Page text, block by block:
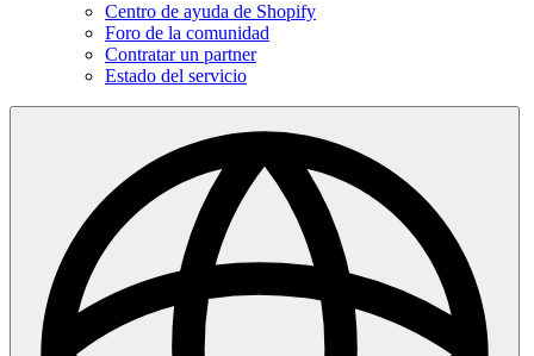
Centro de ayuda de Shopify
Foro de la comunidad
Contratar un partner
Estado del servicio